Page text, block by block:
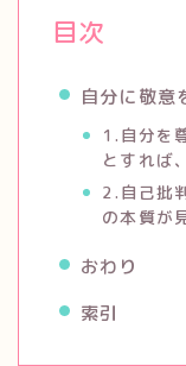
目次
自分に敬意
1.自分を
とすれば
2.自己批
の本質が
おわり
索引